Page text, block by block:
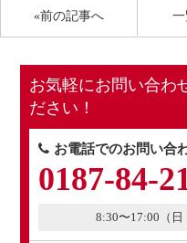
«前の記事へ 一
お気軽にお問い合わ
ださい！
お電話でのお問い合
0187-84-
8:30〜17:00（